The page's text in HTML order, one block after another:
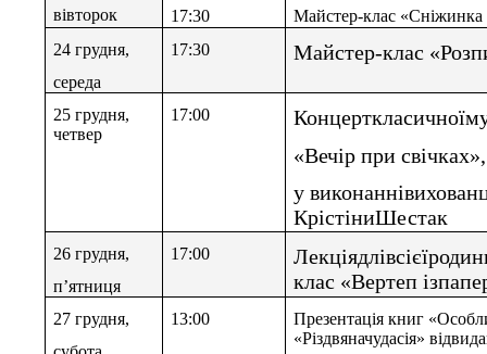
вівторок
17:30
Майстер-клас «Сніжинка
24 грудня,
середа
17:30 Майстер-клас
25 грудня,
четвер
17:00
«Вечір при
у
КрістіниШестак
26 грудня,
п’ятниця
17:00
клас «Вертеп
27 грудня,
13:00
Презентація книг
«Різдвяначудасія»